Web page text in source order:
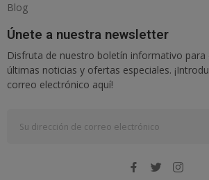
Blog
Únete a nuestra newsletter
Disfruta de nuestro boletín informativo para
últimas noticias y ofertas especiales.
correo electrónico aquí!